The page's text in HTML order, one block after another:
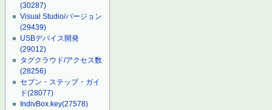
(30287)
Visual Studio/バージョン
(29439)
USBデバイス開発
(29012)
タグクラウド/アクセス数
(28256)
セブン・ステップ・ガイ
ド(28077)
IndivBox.key(27578)